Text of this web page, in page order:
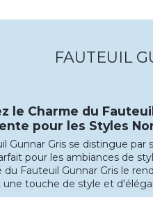
FAUTEUIL
le Charme du
pour les Styles
Gunnar Gris se distingue
pour les ambiances de
du Fauteuil Gunnar Gris le
une touche de style et